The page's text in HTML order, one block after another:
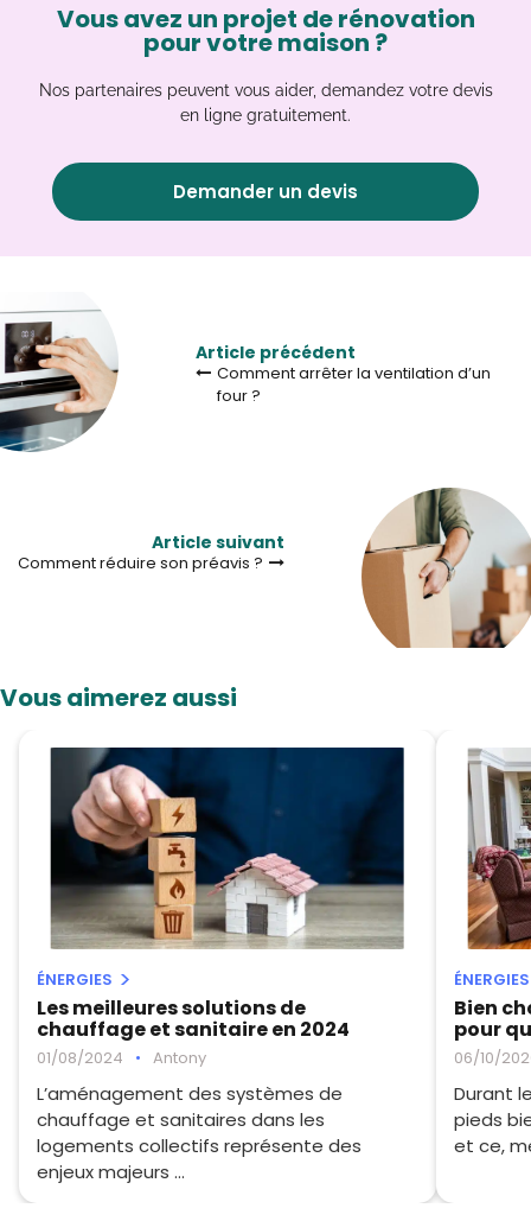
Vous avez un projet de rénovation
pour votre maison ?
Nos partenaires peuvent vous aider, demandez votre devis
en ligne gratuitement.
Demander un devis
Article précédent
Comment arrêter la ventilation d’un
four ?
Article suivant
Comment réduire son préavis ?
Vous aimerez aussi
ÉNERGIES
Les meilleures solutions de
chauffage et sanitaire en 2024
01/08/2024 • Antony
L’aménagement des systèmes de
chauffage et sanitaires dans les
logements collectifs représente des
enjeux majeurs ...
ÉNERGIES
Bien
pour
06/10/
Durant
pieds
et ce,